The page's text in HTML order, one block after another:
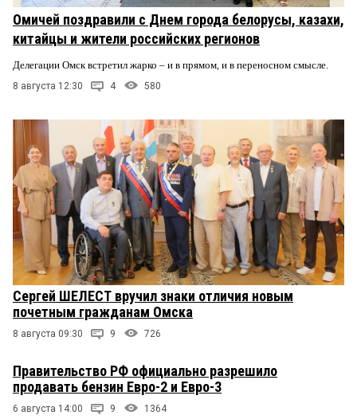
Омичей поздравили с Днем города белорусы, казахи,
китайцы и жители российских регионов
Делегации Омск встретил жарко – и в прямом, и в переносном смысле.
8 августа 12:30 4 580
Сергей ШЕЛЕСТ вручил знаки отличия новым
почетным гражданам Омска
8 августа 09:30 9 726
Правительство РФ официально разрешило
продавать бензин Евро-2 и Евро-3
6 августа 14:00 9 1364